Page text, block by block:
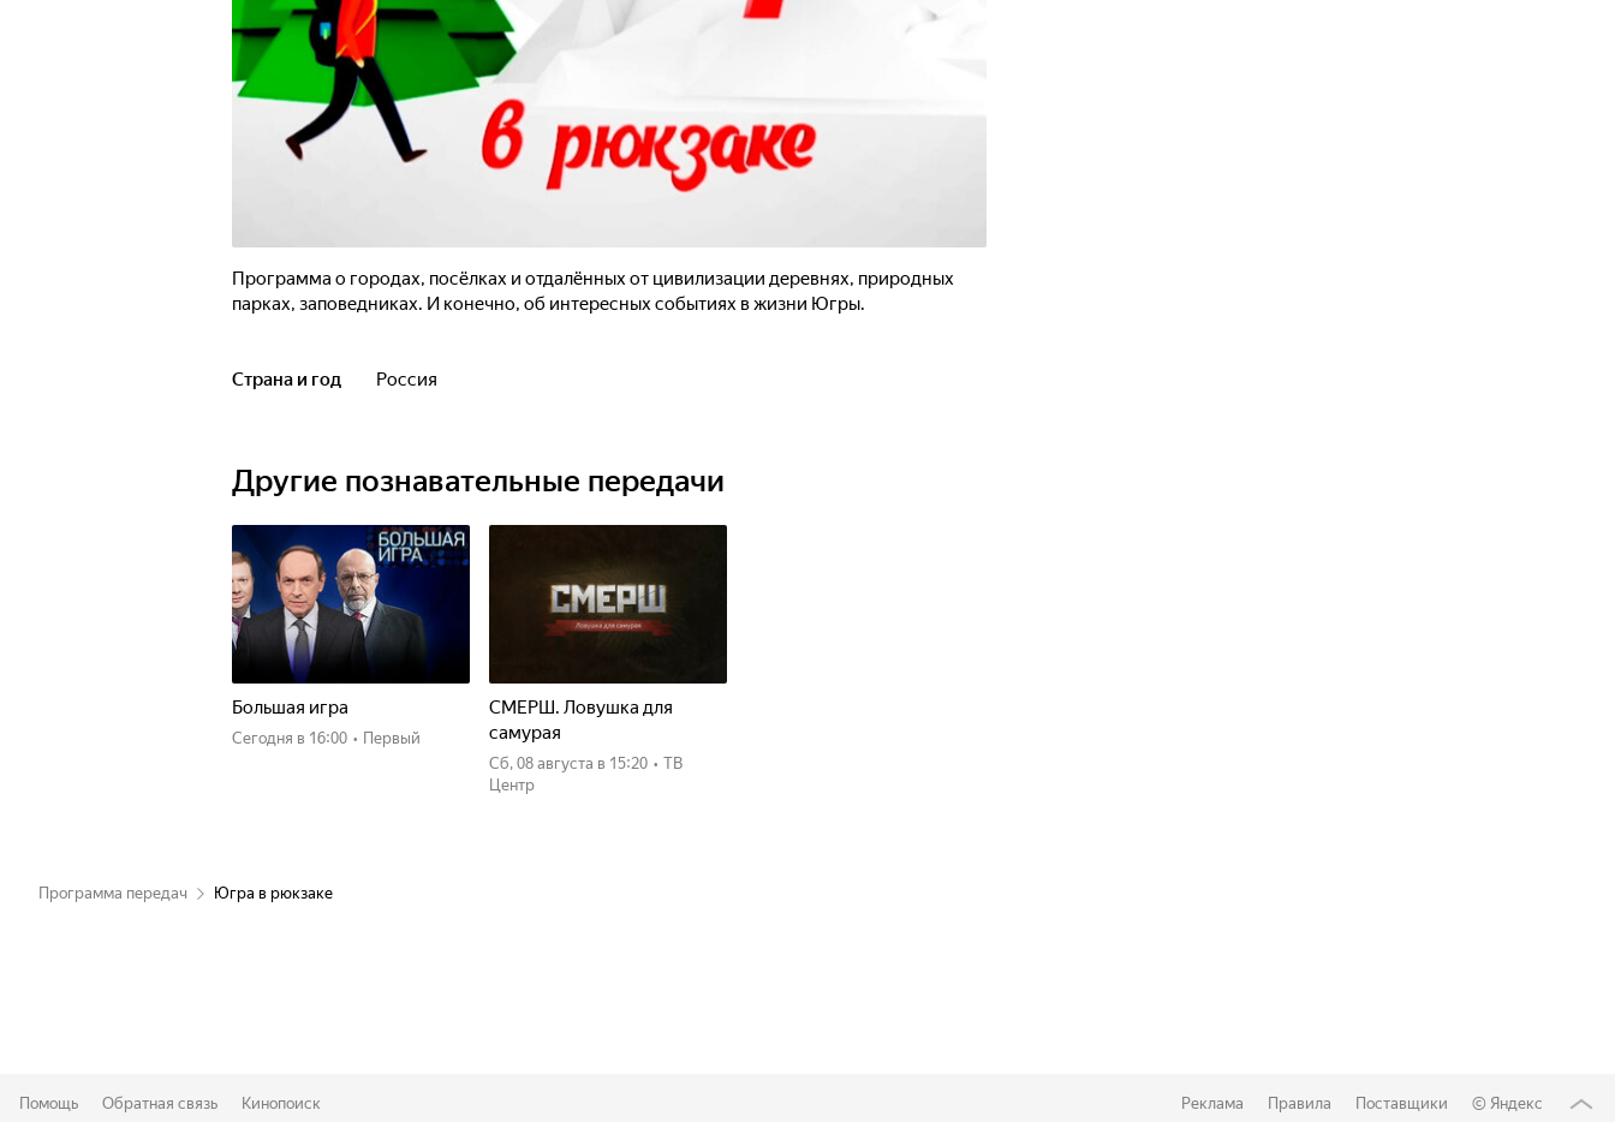
Программа о городах, посёлках и отдалённых от цивилизации деревнях, природных
парках, заповедниках. И конечно, об интересных событиях в жизни Югры.
Страна и год Россия
Другие познавательные передачи
Большая игра
Сегодня в 16:00 • Первый
СМЕРШ. Ловушка для
самурая
сб, 08 августа в 15:20 • ТВ
Центр
Программа передач Югра в рюкзаке
Помощь Обратная связь Кинопоиск Реклама Правила Поставщики © Яндекс